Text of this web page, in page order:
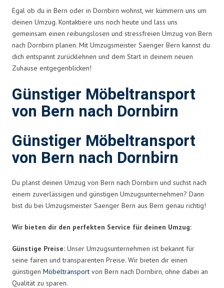
Egal ob du in Bern oder in Dornbirn wohnst, wir kümmern uns um
deinen Umzug. Kontaktiere uns noch heute und lass uns
gemeinsam einen reibungslosen und stressfreien Umzug von Bern
nach Dornbirn planen. Mit Umzugsmeister Saenger Bern kannst du
dich entspannt zurücklehnen und dem Start in deinem neuen
Zuhause entgegenblicken!
Günstiger Möbeltransport
von Bern nach Dornbirn
Günstiger Möbeltransport
von Bern nach Dornbirn
Du planst deinen Umzug von Bern nach Dornbirn und suchst nach
einem zuverlässigen und günstigen Umzugsunternehmen? Dann
bist du bei Umzugsmeister Saenger Bern aus Bern genau richtig!
Wir bieten dir den perfekten Service für deinen Umzug:
Günstige Preise: Unser Umzugsunternehmen ist bekannt für
seine fairen und transparenten Preise. Wir bieten dir einen
günstigen Möbeltransport von Bern nach Dornbirn, ohne dabei an
Qualität zu sparen.